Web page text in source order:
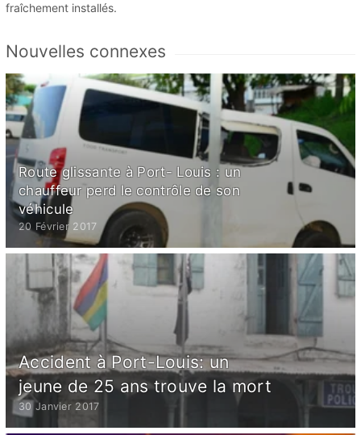
fraîchement installés.
Nouvelles connexes
Route glissante à Port- Louis : un
chauffeur perd le contrôle de son
véhicule
20 Février 2017
Accident à Port-Louis: un
jeune de 25 ans trouve la mort
30 Janvier 2017